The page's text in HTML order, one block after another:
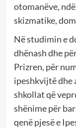
otomanëve,
skizmatike,
Në studimin e
dhënash dhe
Prizren, për
ipeshkvijtë dhe
shkollat që
shënime për
qenë pjesë e